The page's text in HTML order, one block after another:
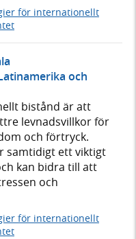
för internationellt
och
bistånd är att
levnadsvillkor för
och förtryck.
samtidigt ett viktigt
kan bidra till att
och
för internationellt